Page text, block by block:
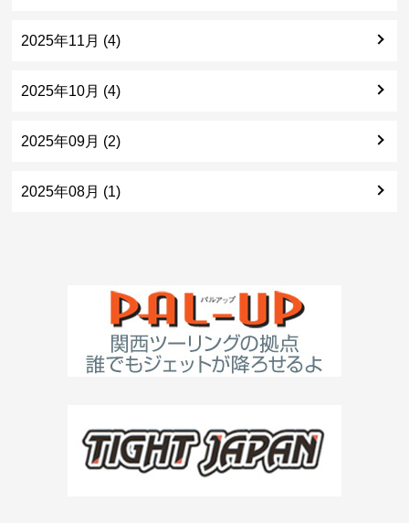
2025年11月 (4)
2025年10月 (4)
2025年09月 (2)
2025年08月 (1)